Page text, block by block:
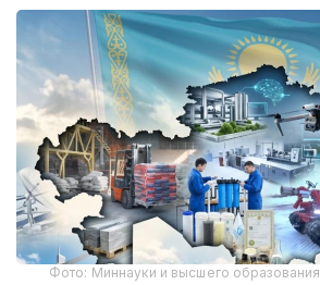
Фото: Миннауки и высшего образования